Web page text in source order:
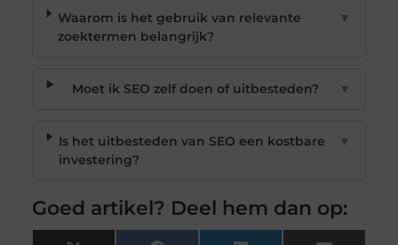
Waarom is het gebruik van relevante
zoektermen belangrijk?
▼
Moet ik SEO zelf doen of uitbesteden? ▼
Is het uitbesteden van SEO een kostbare
investering?
▼
Goed artikel? Deel hem dan op: